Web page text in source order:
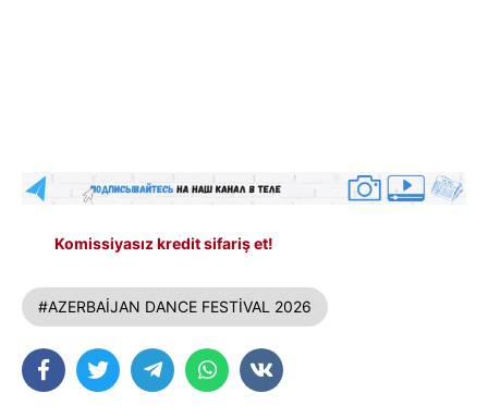
Komissiyasız kredit sifariş et!
#AZERBAİJAN DANCE FESTİVAL 2026